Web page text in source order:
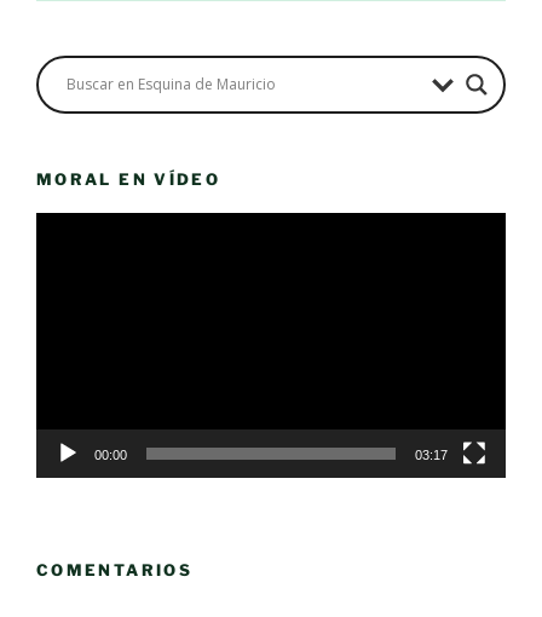
MORAL EN VÍDEO
00:00 03:17
COMENTARIOS